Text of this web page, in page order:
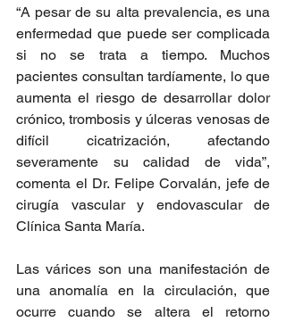
“A pesar de su alta prevalencia, es una
enfermedad que puede ser complicada
si no se trata a tiempo. Muchos
pacientes consultan tardíamente, lo que
aumenta el riesgo de desarrollar dolor
crónico, trombosis y úlceras venosas de
difícil cicatrización, afectando
severamente su calidad de vida”,
comenta el Dr. Felipe Corvalán, jefe de
cirugía vascular y endovascular de
Clínica Santa María.
Las várices son una manifestación de
una anomalía en la circulación, que
ocurre cuando se altera el retorno